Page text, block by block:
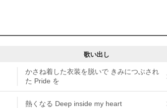
歌い出し
かさね着した衣装を脱いで きみにつぶされ
た Pride を
熱くなる Deep inside my heart